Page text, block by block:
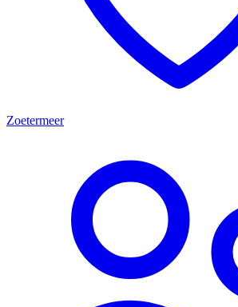
Zoetermeer